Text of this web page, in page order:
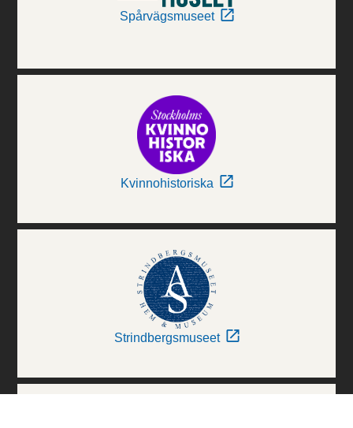
Spårvägsmuseet
Kvinnohistoriska
Strindbergsmuseet